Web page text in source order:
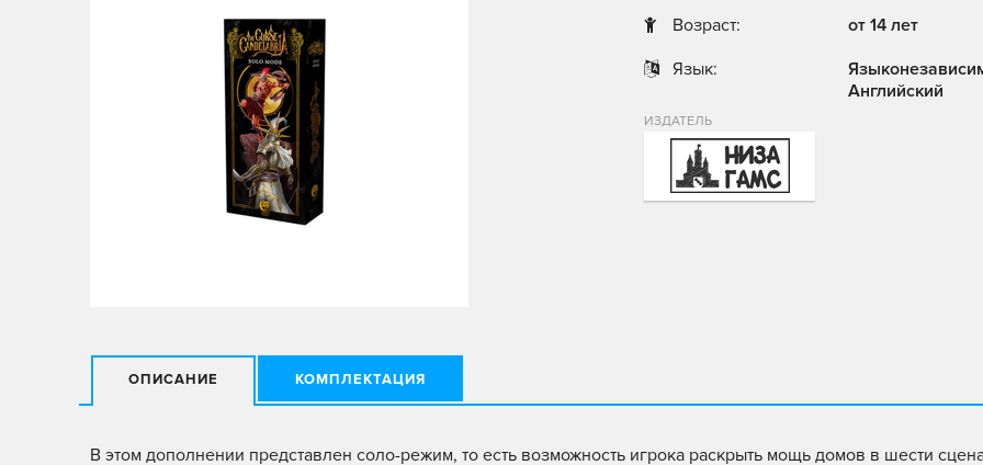
Возраст:
от 14 лет
Язык:
Английский
ИЗДАТЕЛЬ
ОПИСАНИЕ КОМПЛЕКТАЦИЯ
В этом дополнении представлен соло-режим, то есть возможность игрока раскрыть мощь домов в шести